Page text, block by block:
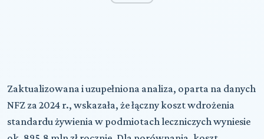
Zaktualizowana i uzupełniona analiza, oparta na danych
NFZ za 2024 r., wskazała, że łączny koszt wdrożenia
standardu żywienia w podmiotach leczniczych wyniesie